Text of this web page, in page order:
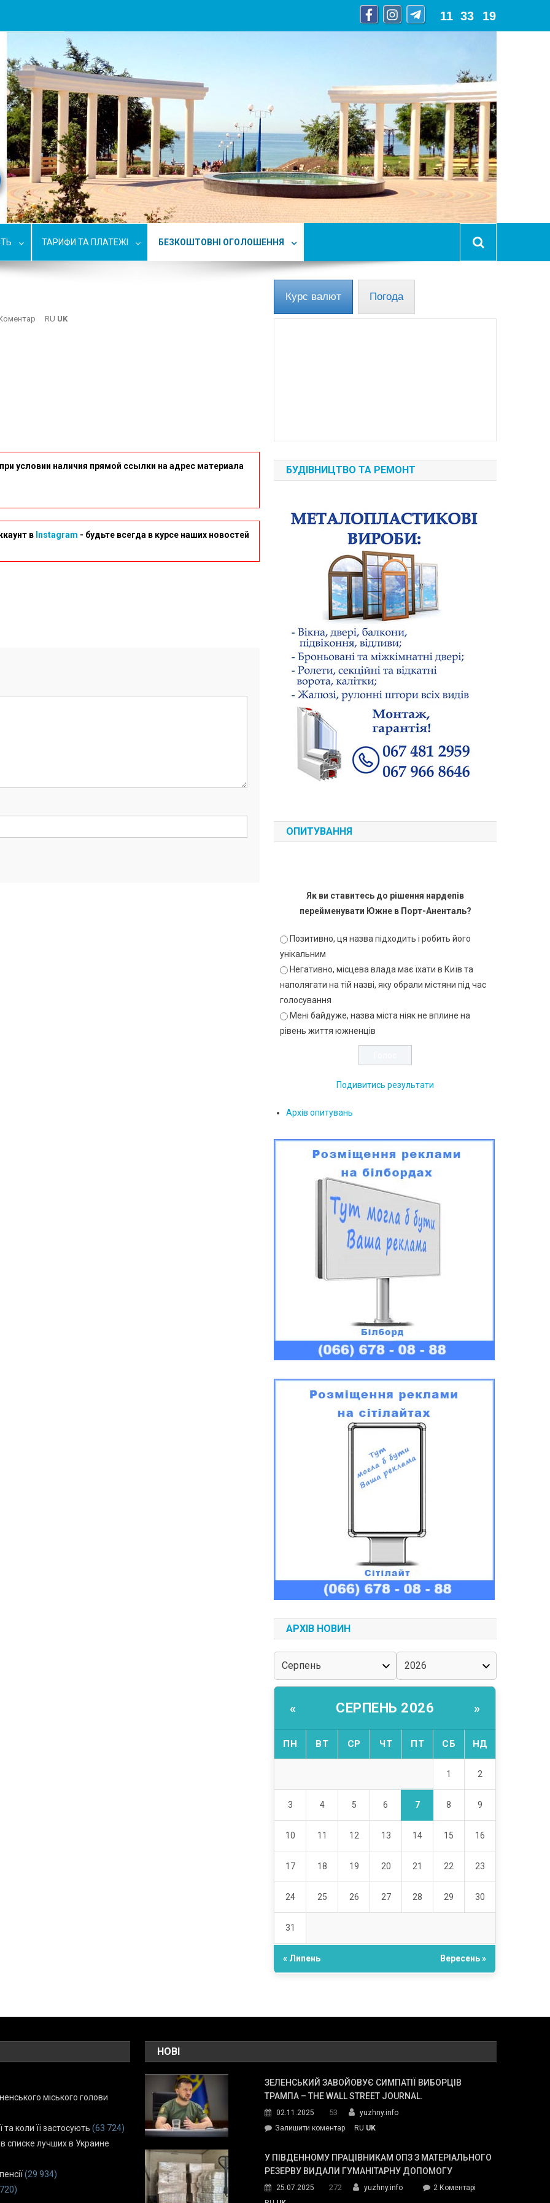
11 33 21
ТАРИФИ ТА ПЛАТЕЖІ БЕЗКОШТОВНІ ОГОЛОШЕННЯ
RU UK
условии наличия прямой ссылки на адрес материала
в Instagram - будьте всегда в курсе наших новостей
Курс валют Погода
БУДІВНИЦТВО ТА РЕМОНТ
ОПИТУВАННЯ
Як ви ставитесь до рішення нардепів
перейменувати Южне в Порт-Аненталь?
Позитивно, ця назва підходить і робить його
унікальним
Негативно, місцева влада має їхати в Київ та
наполягати на тій назві, яку обрали містяни під час
голосування
Мені байдуже, назва міста ніяк не вплине на
рівень життя южненців
Подивитись результати
Архів опитувань
АРХІВ НОВИН
« СЕРПЕНЬ 2026 »
ПН ВТ СР ЧТ ПТ СБ НД
1 2
3 4 5 6 7 8 9
10 11 12 13 14 15 16
17 18 19 20 21 22 23
24 25 26 27 28 29 30
31
« Липень Вересень »
міського голови
коли її застосують (63 724)
списке лучших в Украине
(29 934)
НОВІ
ЗЕЛЕНСЬКИЙ ЗАВОЙОВУЄ СИМПАТІЇ ВИБОРЦІВ
ТРАМПА – THE WALL STREET JOURNAL.
02.11.2025 53
yuzhny.info
Залишити коментарon
завойовує
симпатії
Трампа
RU UK
У ПІВДЕННОМУ ПРАЦІВНИКАМ ОПЗ З МАТЕРІАЛЬНОГО
РЕЗЕРВУ ВИДАЛИ ГУМАНІТАРНУ ДОПОМОГУ
25.07.2025 272 yuzhny.info 2 Коментарідо